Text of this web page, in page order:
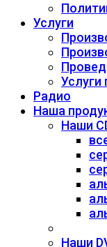
Услуги
Услуги
Радио
Наша
Наши
Наши